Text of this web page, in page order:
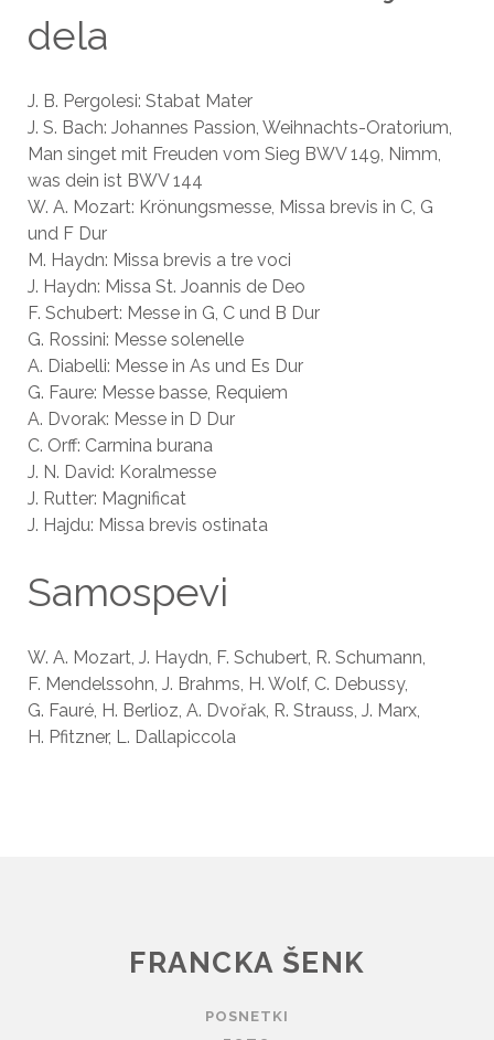
dela
J. B. Pergolesi: Stabat Mater
J. S. Bach: Johannes Passion, Weihnachts-Oratorium,
Man singet mit Freuden vom Sieg BWV 149, Nimm,
was dein ist BWV 144
W. A. Mozart: Krönungsmesse, Missa brevis in C, G
und F Dur
M. Haydn: Missa brevis a tre voci
J. Haydn: Missa St. Joannis de Deo
F. Schubert: Messe in G, C und B Dur
G. Rossini: Messe solenelle
A. Diabelli: Messe in As und Es Dur
G. Faure: Messe basse, Requiem
A. Dvorak: Messe in D Dur
C. Orff: Carmina burana
J. N. David: Koralmesse
J. Rutter: Magnificat
J. Hajdu: Missa brevis ostinata
Samospevi
W. A. Mozart, J. Haydn, F. Schubert, R. Schumann,
F. Mendelssohn, J. Brahms, H. Wolf, C. Debussy,
G. Fauré, H. Berlioz, A. Dvořak, R. Strauss, J. Marx,
H. Pfitzner, L. Dallapiccola
FRANCKA ŠENK
POSNETKI